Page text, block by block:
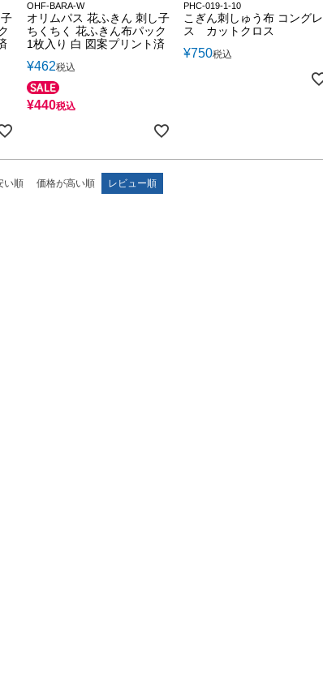
OHF-BARA-W
オリムパス 花ふきん 刺し子
ちくちく 花ふきん布パック
1枚入り 白 図案プリント済
¥462税込
¥440税込
PHC-019-1-10
こぎん刺しゅう布 コングレ
ス カットクロス
¥750税込
い順 価格が高い順 レビュー順